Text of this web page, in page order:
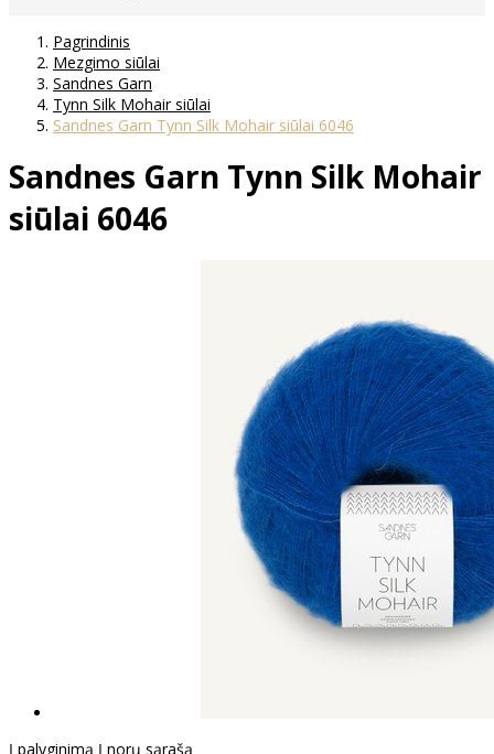
Pagrindinis
Mezgimo siūlai
Sandnes Garn
Tynn Silk Mohair siūlai
Sandnes Garn Tynn Silk Mohair siūlai 6046
Sandnes Garn Tynn Silk Mohair
siūlai 6046
Į palyginimą Į norų sąrašą